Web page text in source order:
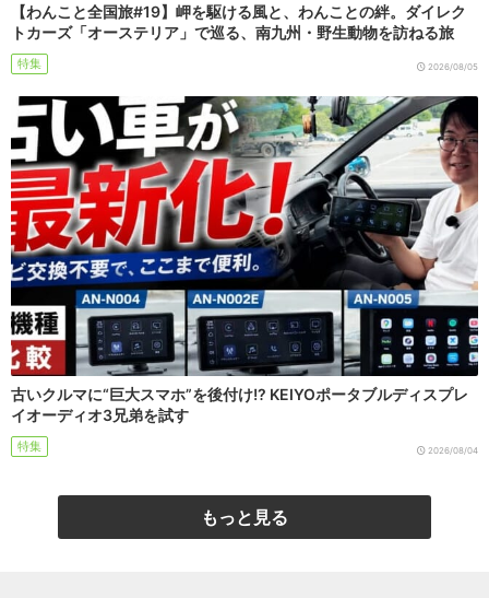
【わんこと全国旅#19】岬を駆ける風と、わんことの絆。ダイレク
トカーズ「オーステリア」で巡る、南九州・野生動物を訪ねる旅
特集 2026/08/05
古いクルマに“巨大スマホ”を後付け!? KEIYOポータブルディスプレ
イオーディオ3兄弟を試す
特集 2026/08/04
もっと見る